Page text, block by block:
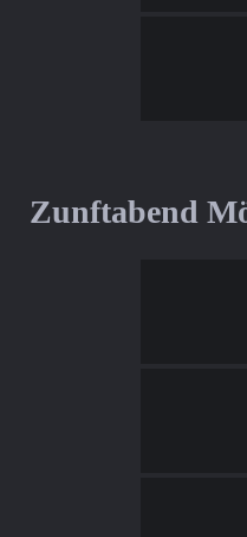
Zunftabend